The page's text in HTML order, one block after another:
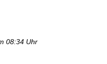
08:34 Uhr